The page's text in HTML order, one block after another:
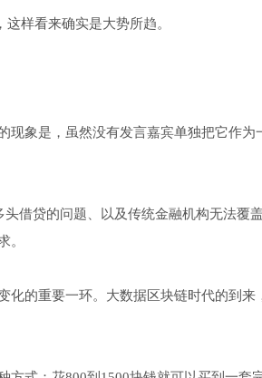
样看来确实是大势所趋。
现象是，虽然没有发言嘉宾单独把它作
借贷的问题、以及传统金融机构无法覆
。
的重要一环。大数据区块链时代的到来